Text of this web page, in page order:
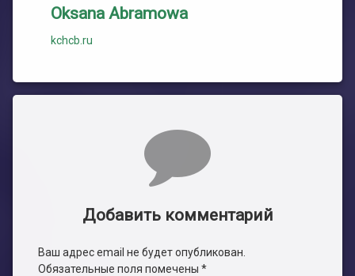
Oksana Abramowa
kchcb.ru
Добавить комментарий
Ваш адрес email не будет опубликован.
Обязательные поля помечены *